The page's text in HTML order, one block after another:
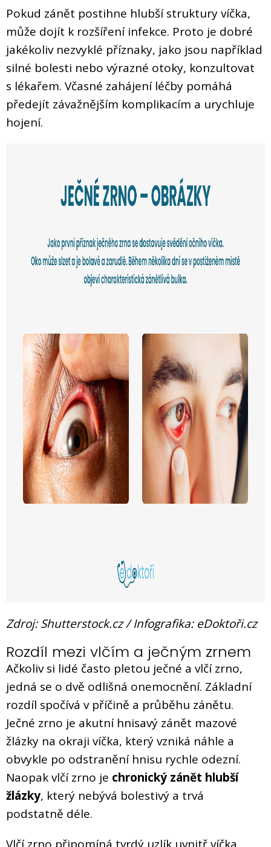
Pokud zánět postihne hlubší struktury víčka,
může dojít k rozšíření infekce. Proto je dobré
jakékoliv nezvyklé příznaky, jako jsou například
silné bolesti nebo výrazné otoky, konzultovat
s lékařem. Včasné zahájení léčby pomáhá
předejít závažnějším komplikacím a urychluje
hojení.
Zdroj: Shutterstock.cz / Infografika: eDoktoři.cz
Rozdíl mezi vlčím a ječným zrnem
Ačkoliv si lidé často pletou ječné a vlčí zrno,
jedná se o dvě odlišná onemocnění. Základní
rozdíl spočívá v příčině a průběhu zánětu.
Ječné zrno je akutní hnisavý zánět mazové
žlázky na okraji víčka, který vzniká náhle a
obvykle po odstranění hnisu rychle odezní.
Naopak vlčí zrno je chronický zánět hlubší
žlázky, který nebývá bolestivý a trvá
podstatně déle.
Vlčí zrno připomíná tvrdý uzlík uvnitř víčka,